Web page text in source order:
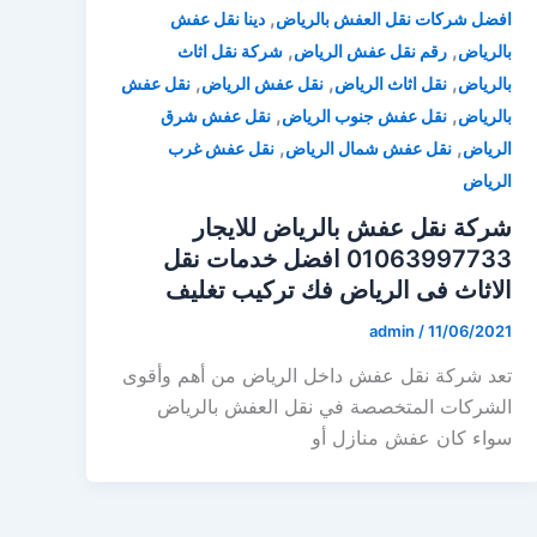
افضل شركات نقل العفش بالرياض,دينا نقل عفش
بالرياض,رقم نقل عفش الرياض,شركة نقل اثاث
بالرياض,نقل اثاث الرياض,نقل عفش الرياض,نقل عفش
بالرياض,نقل عفش جنوب الرياض,نقل عفش شرق
الرياض,نقل عفش شمال الرياض,نقل عفش غرب
الرياض
شركة نقل عفش بالرياض للايجار
01063997733 افضل خدمات نقل
الاثاث فى الرياض فك تركيب تغليف
admin /11/06/2021
تعد شركة نقل عفش داخل الرياض من أهم وأقوى
الشركات المتخصصة في نقل العفش بالرياض
سواء كان عفش منازل أو